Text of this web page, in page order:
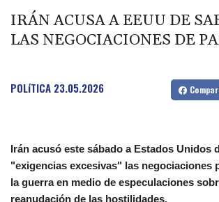
IRÁN ACUSA A EEUU DE
LAS NEGOCIACIONES DE
POLíTICA 23.05.2026
Irán acusó este sábado a Estados Unidos
"exigencias excesivas" las negociaciones
la guerra en medio de especulaciones
reanudación de las hostilidades.